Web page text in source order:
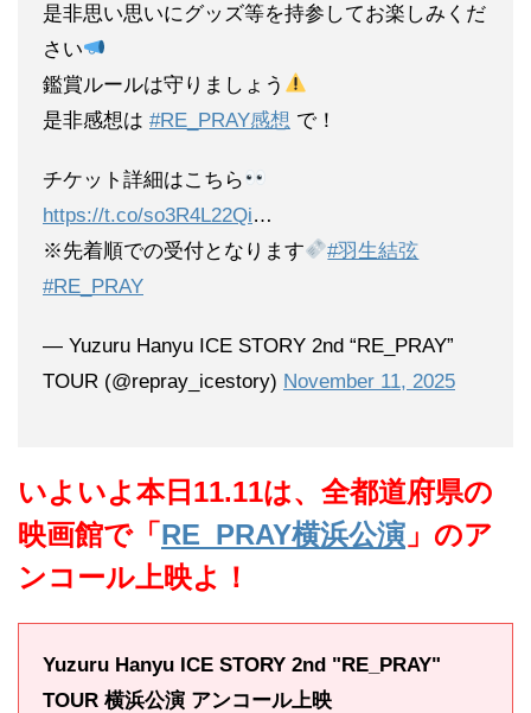
是非思い思いにグッズ等を持参してお楽しみくだ
さい
鑑賞ルールは守りましょう
是非感想は #RE_PRAY感想 で！
チケット詳細はこちら
https://t.co/so3R4L22Qi…
※先着順での受付となります
#羽生結弦
#RE_PRAY
— Yuzuru Hanyu ICE STORY 2nd “RE_PRAY”
TOUR (@repray_icestory) November 11, 2025
いよいよ本日11.11は、全都道府県の
映画館で「RE_PRAY横浜公演 」のア
ンコール上映よ ！
Yuzuru Hanyu ICE STORY 2nd "RE_PRAY"
TOUR 横浜公演 アンコール上映